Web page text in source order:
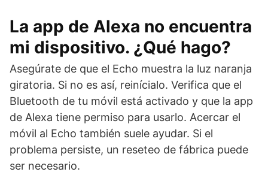
La app de Alexa no encuentra
mi dispositivo. ¿Qué hago?
Asegúrate de que el Echo muestra la luz naranja
giratoria. Si no es así, reinícialo. Verifica que el
Bluetooth de tu móvil está activado y que la app
de Alexa tiene permiso para usarlo. Acercar el
móvil al Echo también suele ayudar. Si el
problema persiste, un reseteo de fábrica puede
ser necesario.